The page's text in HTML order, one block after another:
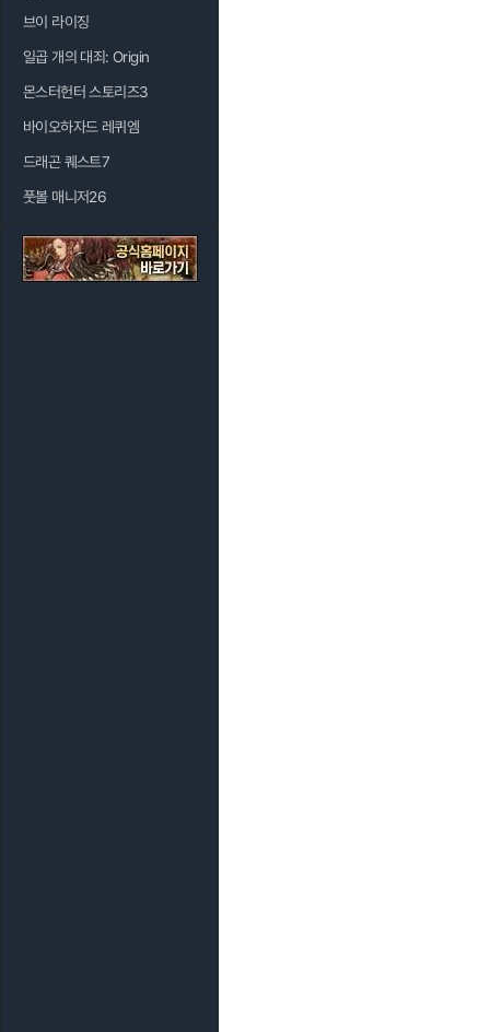
브이 라이징
일곱 개의 대죄: Origin
몬스터헌터 스토리즈3
바이오하자드 레퀴엠
드래곤 퀘스트7
풋볼 매니저26